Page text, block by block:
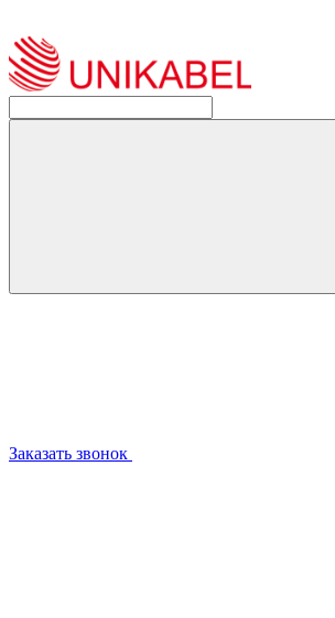
Заказать звонок